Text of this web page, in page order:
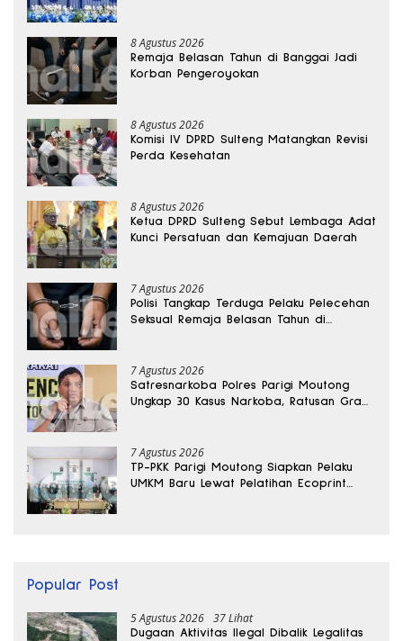
8 Agustus 2026
Remaja Belasan Tahun di Banggai Jadi
Korban Pengeroyokan
8 Agustus 2026
Komisi IV DPRD Sulteng Matangkan Revisi
Perda Kesehatan
8 Agustus 2026
Ketua DPRD Sulteng Sebut Lembaga Adat
Kunci Persatuan dan Kemajuan Daerah
7 Agustus 2026
Polisi Tangkap Terduga Pelaku Pelecehan
Seksual Remaja Belasan Tahun di
7 Agustus 2026
Satresnarkoba Polres Parigi Moutong
Ungkap 30 Kasus Narkoba, Ratusan Gram
7 Agustus 2026
TP-PKK Parigi Moutong Siapkan Pelaku
UMKM Baru Lewat Pelatihan Ecoprint
Popular Post
5 Agustus 2026 37 Lihat
Dugaan Aktivitas Ilegal Dibalik Legalitas